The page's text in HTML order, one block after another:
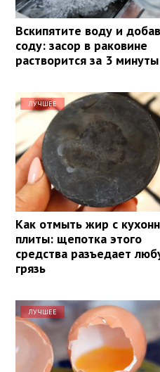
Вскипятите воду и
соду: засор в раковине
растворится за 3 минуты
ЛУЧШЕЕ
Как отмыть жир с
плиты: щепотка этого
средства разъедает
грязь
ЛУЧШЕЕ